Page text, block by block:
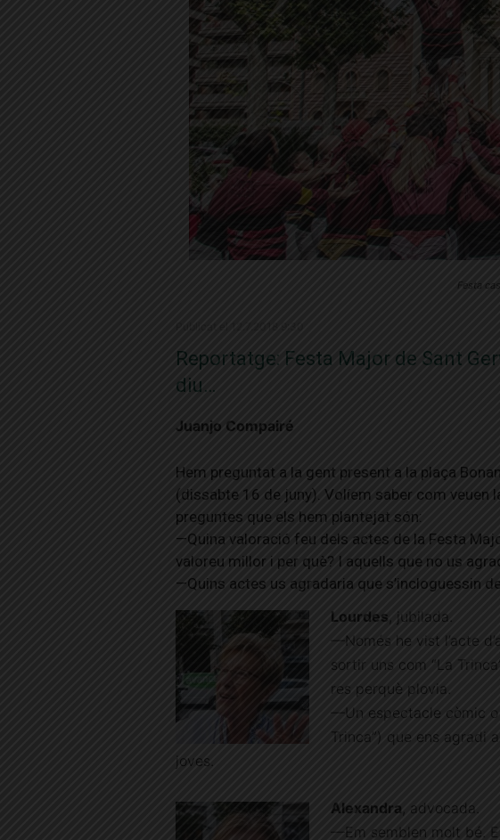
Festa
Reportatge: Festa Major de Sant
diu…
Juanjo Compairé
Hem preguntat a la gent present a la plaça
(dissabte 16 de juny). Volíem saber com veuen
preguntes que els hem plantejat són:
—Quina valoració feu dels actes de la Festa
valoreu millor i per què? I aquells que no us
—Quins actes us agradaria que s’incloguessin
Lourdes, jubilada.
—Només he vist l’acte
sortir uns com “La
res perquè plovia.
—Un espectacle còmic o
Trinca”) que ens agradi
joves.
Alexandra, advocada.
—Em semblen molt bé.